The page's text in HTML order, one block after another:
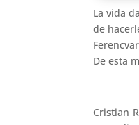
La vida
de
De esta
Cristian